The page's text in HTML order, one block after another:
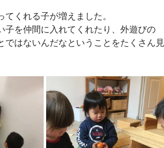
くれる子が増えました。
子を仲間に入れてくれたり、外遊びの
はないんだなということをたくさん見